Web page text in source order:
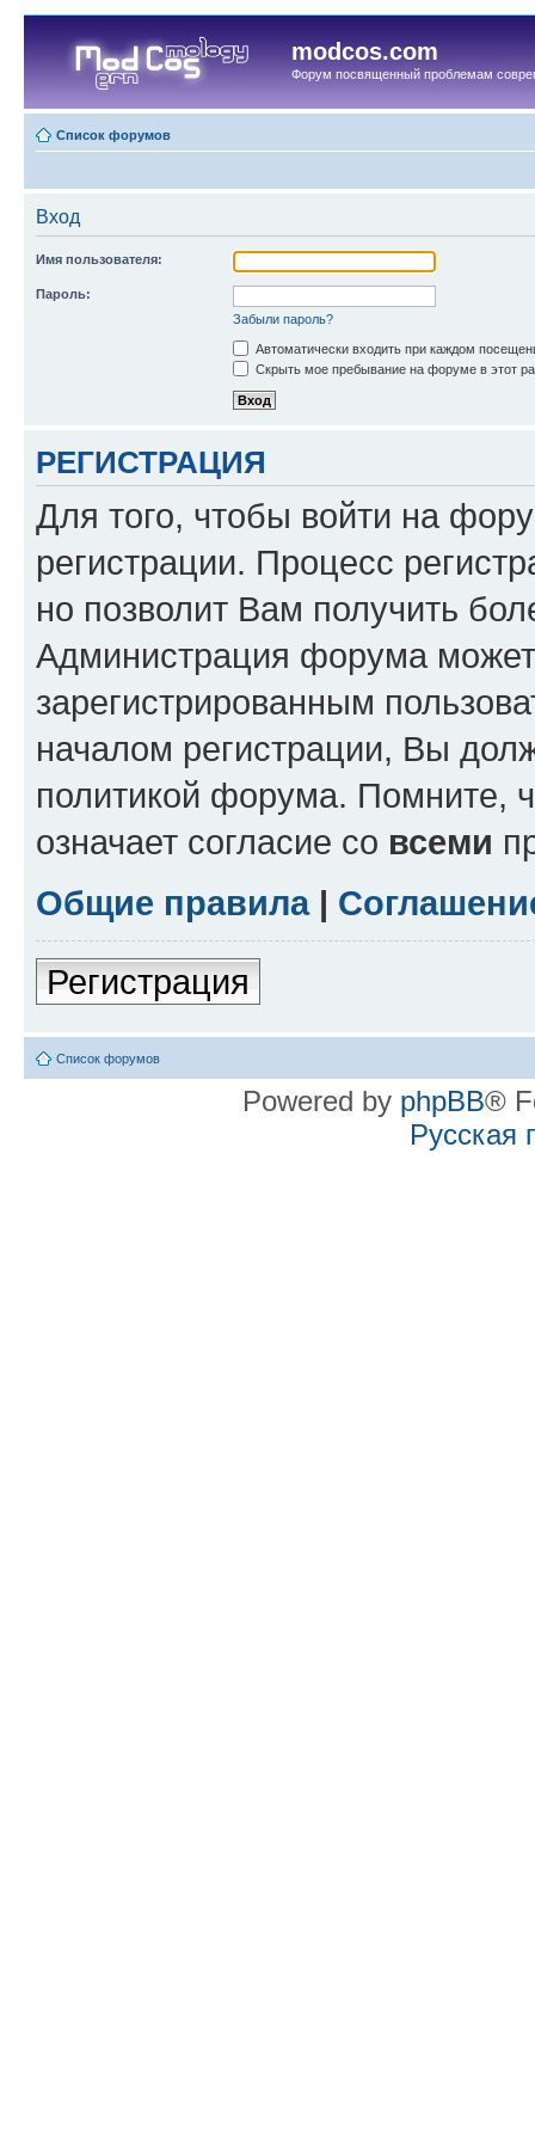
modcos.com
Форум посвященный проблемам
Список форумов
Вход
Имя пользователя:
Пароль:
Забыли пароль?
Автоматически входить при каждом
Скрыть мое пребывание на форуме в этот
РЕГИСТРАЦИЯ
Для того, чтобы войти на
регистрации. Процесс
но позволит Вам получить
Администрация форума может
зарегистрированным
началом регистрации, Вы
политикой форума. Помните,
означает согласие со всеми
Общие правила|
Регистрация
Список форумов
Powered by phpBB®
Русская